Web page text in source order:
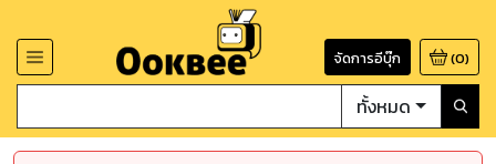
จัดการอีบุ๊ก (0)
ทั้งหมด